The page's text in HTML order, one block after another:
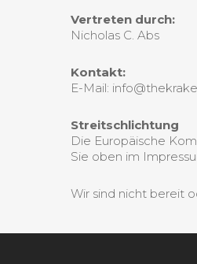
Vertreten durch:
Nicholas C. Abs
Kontakt:
E-Mail:
Streitschlichtung
Die Europäische
Sie oben im
Wir sind nicht bereit